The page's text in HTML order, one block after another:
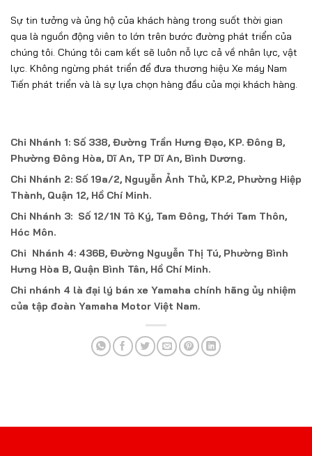
Sự tin tưởng và ủng hộ của khách hàng trong suốt thời gian
qua là nguồn động viên to lớn trên bước đường phát triển của
chúng tôi. Chúng tôi cam kết sẽ luôn nỗ lực cả về nhân lực, vật
lực. Không ngừng phát triển để đưa thương hiệu Xe máy Nam
Tiến phát triển và là sự lựa chọn hàng đầu của mọi khách hàng.
Chi Nhánh 1: Số 338, Đường Trần Hưng Đạo, KP. Đông B,
Phường Đông Hòa, Dĩ An, TP Dĩ An, Bình Dương.
Chi Nhánh 2: Số 19a/2, Nguyễn Ảnh Thủ, KP.2, Phường Hiệp
Thành, Quận 12, Hồ Chí Minh.
Chi Nhánh 3: Số 12/1N Tô Ký, Tam Đông, Thới Tam Thôn,
Hóc Môn.
Chi Nhánh 4: 436B, Đường Nguyễn Thị Tú, Phường Bình
Hưng Hòa B, Quận Bình Tân, Hồ Chí Minh.
Chi nhánh 4 là đại lý bán xe Yamaha chính hãng ủy nhiệm
của tập đoàn Yamaha Motor Việt Nam.